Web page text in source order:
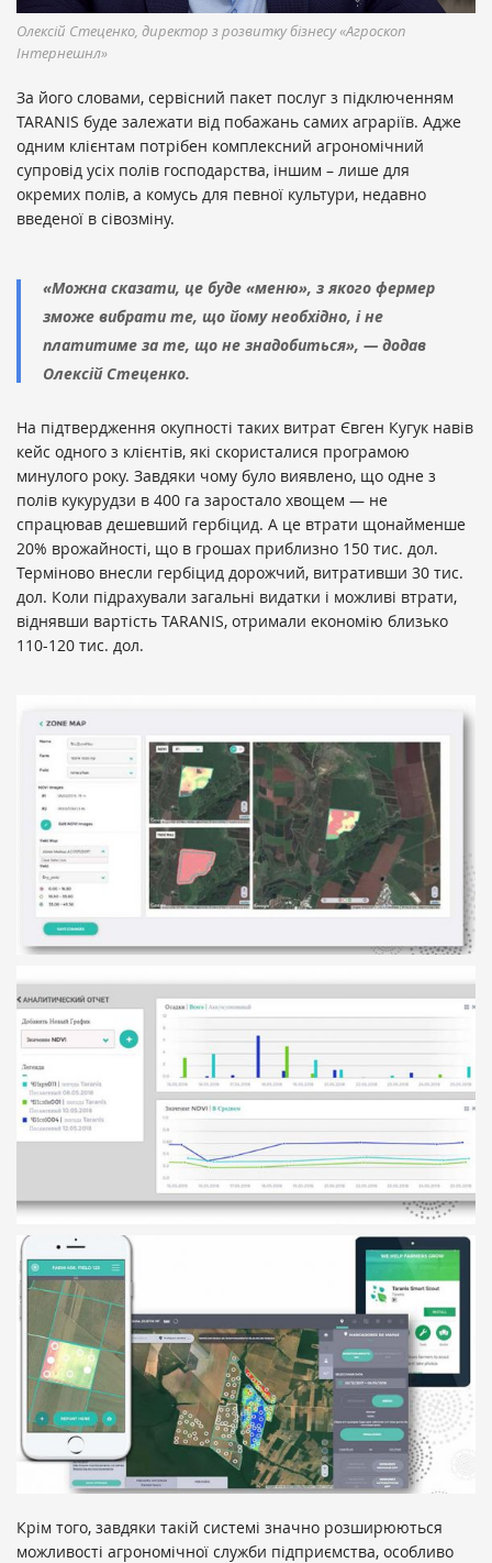
Олексій Стеценко, директор з розвитку бізнесу «Агроскоп
Інтернешнл»
За його словами, сервісний пакет послуг з підключенням
TARANIS буде залежати від побажань самих аграріїв. Адже
одним клієнтам потрібен комплексний агрономічний
супровід усіх полів господарства, іншим – лише для
окремих полів, а комусь для певної культури, недавно
введеної в сівозміну.
«Можна сказати, це буде «меню», з якого фермер
зможе вибрати те, що йому необхідно, і не
платитиме за те, що не знадобиться», — додав
Олексій Стеценко.
На підтвердження окупності таких витрат Євген Кугук навів
кейс одного з клієнтів, які скористалися програмою
минулого року. Завдяки чому було виявлено, що одне з
полів кукурудзи в 400 га заростало хвощем — не
спрацював дешевший гербіцид. А це втрати щонайменше
20% врожайності, що в грошах приблизно 150 тис. дол.
Терміново внесли гербіцид дорожчий, витративши 30 тис.
дол. Коли підрахували загальні видатки і можливі втрати,
віднявши вартість TARANIS, отримали економію близько
110-120 тис. дол.
Крім того, завдяки такій системі значно розширюються
можливості агрономічної служби підприємства, особливо